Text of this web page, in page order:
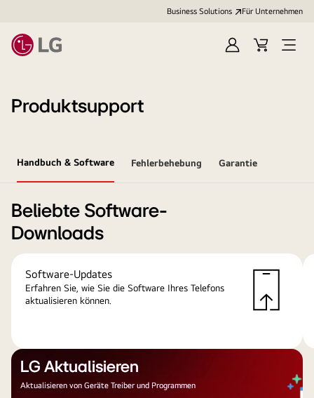
Business Solutions Für Unternehmen
Anmelden
Cart
Open
Produktsupport
Handbuch & Software Fehlerbehebung Garantie
Beliebte Software-
Downloads
Software-Updates
Erfahren Sie, wie Sie die Software Ihres Telefons
aktualisieren können.
LG Aktualisieren
Aktualisieren von Geräte Treiber und Programmen